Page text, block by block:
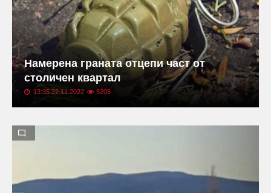
Намерена граната отцепи част от
столичен квартал
13:35 22.11.2022 5205